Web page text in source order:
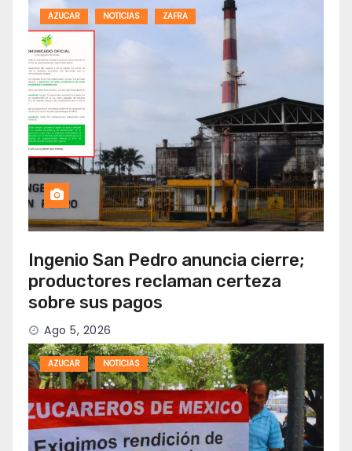
AZUCAR NOTICIAS ZAFRA
Ingenio San Pedro anuncia cierre;
productores reclaman certeza
sobre sus pagos
Ago 5, 2026
AZUCAR NOTICIAS